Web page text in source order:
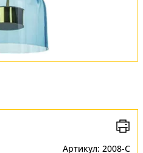
Артикул: 2008-C